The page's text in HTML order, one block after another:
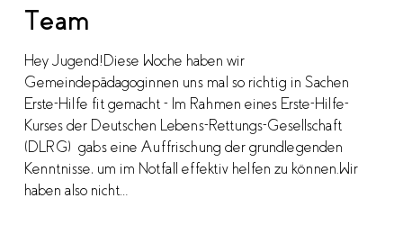
Team
Team
Hey Jugend!Diese Woche haben wir
Gemeindepädagoginnen uns mal so richtig in Sachen
Erste-Hilfe fit gemacht - Im Rahmen eines Erste-Hilfe-
Kurses der Deutschen Lebens-Rettungs-Gesellschaft
(DLRG) gabs eine Auffrischung der grundlegenden
Kenntnisse, um im Notfall effektiv helfen zu können.Wir
haben also nicht…